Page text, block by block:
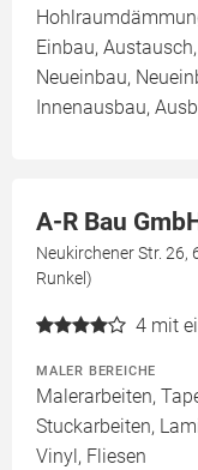
Einbau,
Neueinbau,
Innenausbau,
A-R Bau
Neukirchener Str.
Runkel)
4 mit
MALER BEREICHE
Malerarbeiten,
Stuckarbeiten,
Vinyl, Fliesen